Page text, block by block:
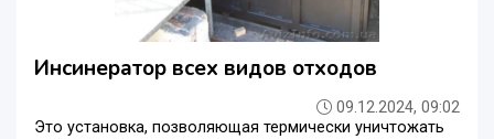
Инсинератор всех видов отходов
09.12.2024, 09:02
Это установка, позволяющая термически уничтожать